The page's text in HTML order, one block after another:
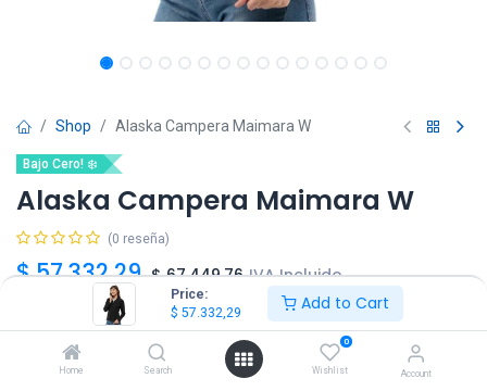
Price:
$ 57.332,29 Add to Cart
Home Search
0
Wishlist Account
Shop Alaska Campera Maimara W
Bajo Cero! ❄️
Alaska Campera Maimara W
(0 reseña)
$57.332,29 $67.449,76 IVA Incluido
Talle
M